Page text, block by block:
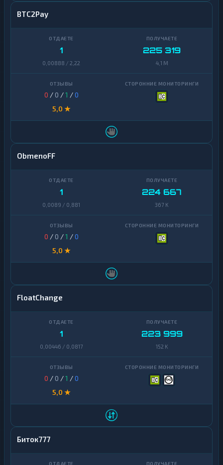
BTC2Pay
1
0,00888 / 2,22
225 319
4,1 M
0 / 0 /1 /0
5,0 ★
ObmenoFF
1
0,0089 / 0,881
224 667
367 K
0 / 0 /1 /0
5,0 ★
FloatChange
1
0,00446 / 0,0817
223 999
152 K
0 / 0 /1 /0
5,0 ★
Биток777